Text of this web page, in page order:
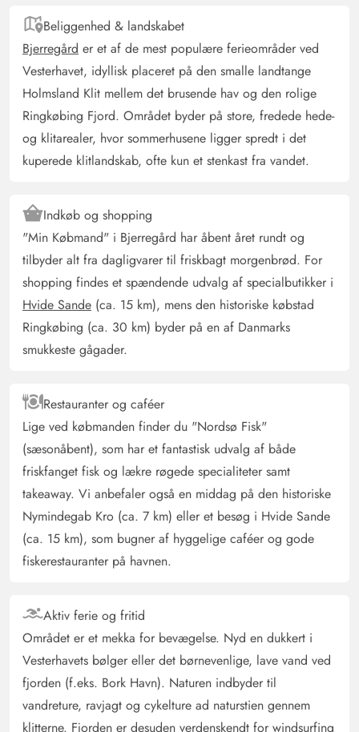
Beliggenhed & landskabet
Bjerregård er et af de mest populære ferieområder ved
Vesterhavet, idyllisk placeret på den smalle landtange
Holmsland Klit mellem det brusende hav og den rolige
Ringkøbing Fjord. Området byder på store, fredede hede-
og klitarealer, hvor sommerhusene ligger spredt i det
kuperede klitlandskab, ofte kun et stenkast fra vandet.
Indkøb og shopping
"Min Købmand" i Bjerregård har åbent året rundt og
tilbyder alt fra dagligvarer til friskbagt morgenbrød. For
shopping findes et spændende udvalg af specialbutikker i
Hvide Sande (ca. 15 km), mens den historiske købstad
Ringkøbing (ca. 30 km) byder på en af Danmarks
smukkeste gågader.
Restauranter og caféer
Lige ved købmanden finder du "Nordsø Fisk"
(sæsonåbent), som har et fantastisk udvalg af både
friskfanget fisk og lækre røgede specialiteter samt
takeaway. Vi anbefaler også en middag på den historiske
Nymindegab Kro (ca. 7 km) eller et besøg i Hvide Sande
(ca. 15 km), som bugner af hyggelige caféer og gode
fiskerestauranter på havnen.
Aktiv ferie og fritid
Området er et mekka for bevægelse. Nyd en dukkert i
Vesterhavets bølger eller det børnevenlige, lave vand ved
fjorden (f.eks. Bork Havn). Naturen indbyder til
vandreture, ravjagt og cykelture ad naturstien gennem
klitterne. Fjorden er desuden verdenskendt for windsurfing